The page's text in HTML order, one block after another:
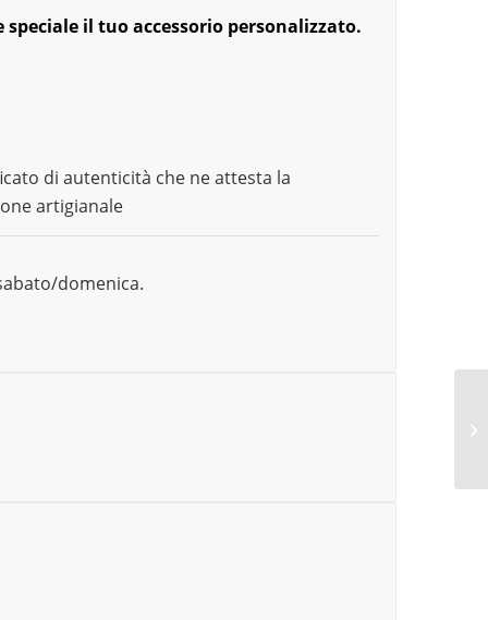
speciale il tuo accessorio personalizzato.
di autenticità che ne attesta la
artigianale
domenica.